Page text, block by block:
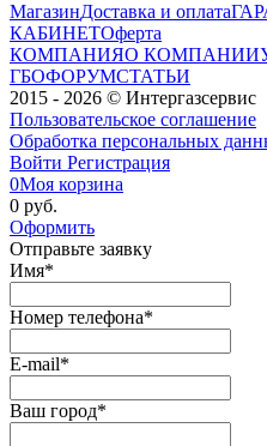
МагазинДоставка и оплата
КАБИНЕТОферта
КОМПАНИЯО КОМПАНИИ
ГБОФОРУМСТАТЬИ
2015 - 2026 © Интергазсервис
Пользовательское соглашение
Обработка персональных
Войти Регистрация
0Моя корзина
0 руб.
Оформить
Отправьте заявку
Имя*
Номер телефона*
E-mail*
Ваш город*